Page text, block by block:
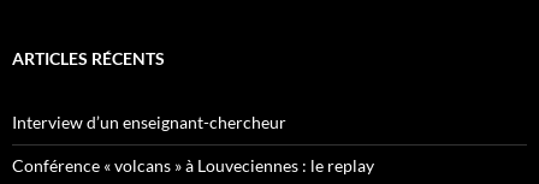
ARTICLES RÉCENTS
Interview d’un enseignant-chercheur
Conférence « volcans » à Louveciennes : le replay